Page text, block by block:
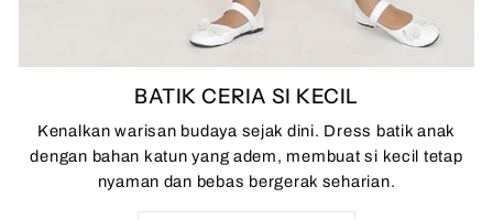
BATIK CERIA SI KECIL
Kenalkan warisan budaya sejak dini. Dress batik anak
dengan bahan katun yang adem, membuat si kecil tetap
nyaman dan bebas bergerak seharian.